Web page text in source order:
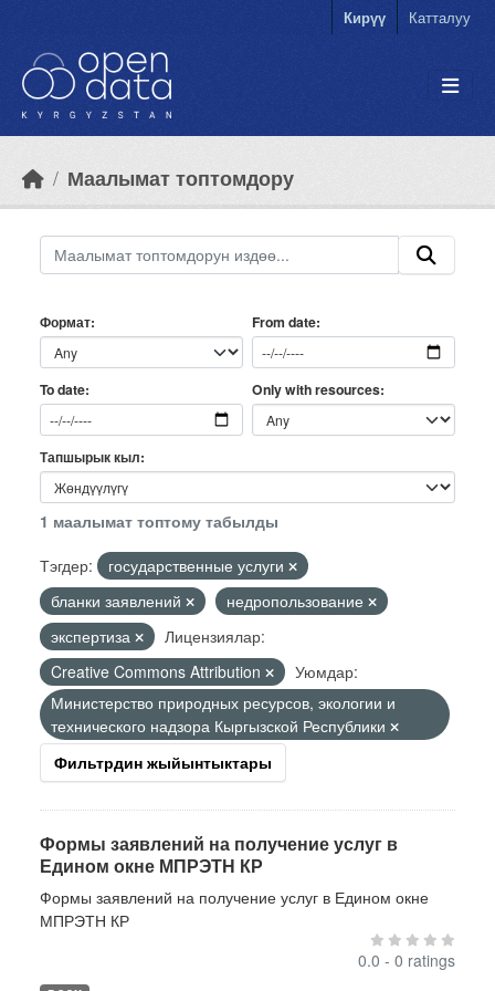
Кирүү Катталуу
Маалымат топтомдору
Формат From date
To date Only with resources
Тапшырык кыл
1 маалымат топтому табылды
Тэгдер:
государственные услуги
бланки заявлений
недропользование
экспертиза
Лицензиялар:
Creative Commons Attribution
Уюмдар:
Министерство природных ресурсов, экологии и
технического надзора Кыргызской Республики
Фильтрдин жыйынтыктары
Формы заявлений на получение услуг в
Едином окне МПРЭТН КР
Формы заявлений на получение услуг в Едином окне
МПРЭТН КР
0.0 - 0 ratings